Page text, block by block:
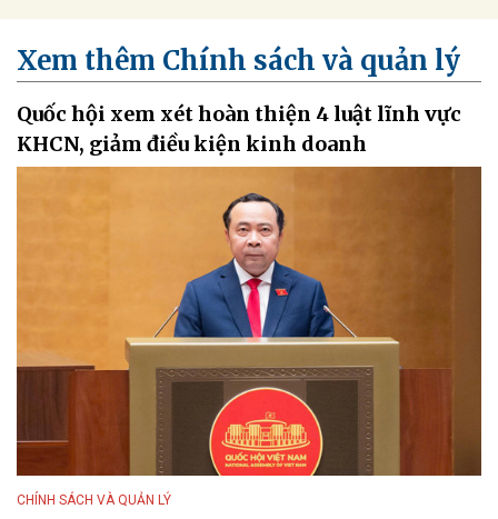
Xem thêm Chính sách và quản lý
Quốc hội xem xét hoàn thiện 4 luật lĩnh vực
KHCN, giảm điều kiện kinh doanh
CHÍNH SÁCH VÀ QUẢN LÝ